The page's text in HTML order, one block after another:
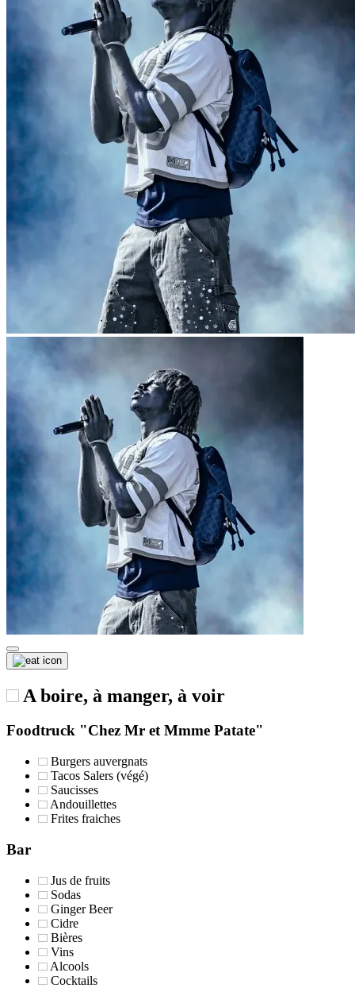
A boire, à manger, à voir
Foodtruck "Chez Mr et Mmme Patate"
Burgers auvergnats
Tacos Salers (végé)
Saucisses
Andouillettes
Frites fraiches
Bar
Jus de fruits
Sodas
Ginger Beer
Cidre
Bières
Vins
Alcools
Cocktails